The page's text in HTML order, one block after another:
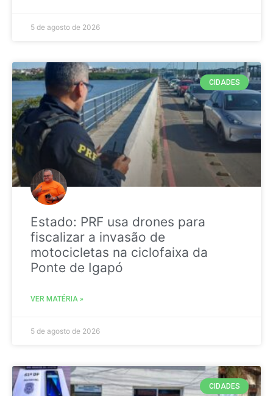
5 de agosto de 2026
CIDADES
Estado: PRF usa drones para
fiscalizar a invasão de
motocicletas na ciclofaixa da
Ponte de Igapó
VER MATÉRIA »
5 de agosto de 2026
CIDADES